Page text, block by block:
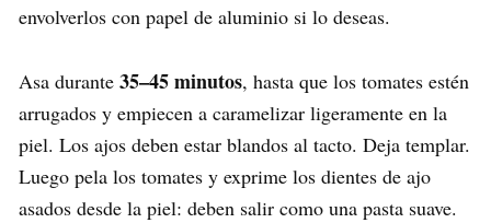
envolverlos con papel de aluminio si lo deseas.
Asa durante 35–45 minutos, hasta que los tomates estén
arrugados y empiecen a caramelizar ligeramente en la
piel. Los ajos deben estar blandos al tacto. Deja templar.
Luego pela los tomates y exprime los dientes de ajo
asados desde la piel: deben salir como una pasta suave.